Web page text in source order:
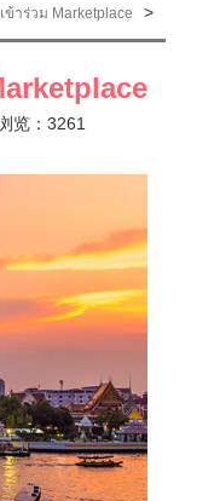
าร่วม Marketplace >
览：3261